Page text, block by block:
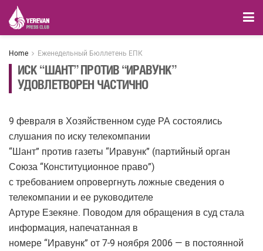
Home Еженедельный Бюллетень ЕПК
ИСК “ШАНТ” ПРОТИВ “ИРАВУНК”
УДОВЛЕТВОРЕН ЧАСТИЧНО
9 февраля в Хозяйственном суде РА состоялись
слушания по иску телекомпании
“Шант” против газеты “Иравунк” (партийный орган
Союза “Конституционное право”)
с требованием опровергнуть ложные сведения о
телекомпании и ее руководителе
Артуре Езекяне. Поводом для обращения в суд стала
информация, напечатанная в
номере “Иравунк” от 7-9 ноября 2006 — в постоянной